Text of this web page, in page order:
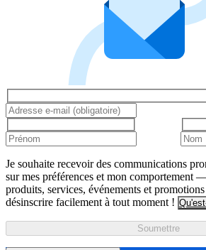
Je souhaite recevoir des communications
sur mes préférences et mon comportement
produits, services, événements et
désinscrire facilement à tout moment !
Soumettre